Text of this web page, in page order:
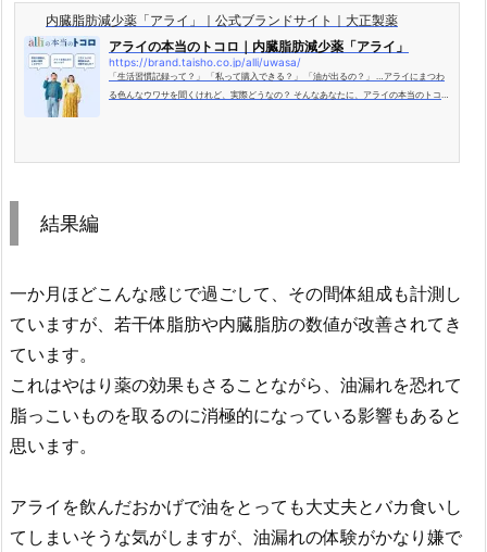
内臓脂肪減少薬「アライ」｜公式ブランドサイト｜大正製薬
アライの本当のトコロ｜内臓脂肪減少薬「アライ」
https://brand.taisho.co.jp/alli/uwasa/
「生活習慣記録って？」 「私って購入できる？」 「油が出るの？」 …アライにまつわ
る色んなウワサを聞くけれど、実際どうなの？ そんなあなたに、アライの本当のトコロ
結果編
一か月ほどこんな感じで過ごして、その間体組成も計測し
ていますが、若干体脂肪や内臓脂肪の数値が改善されてき
ています。
これはやはり薬の効果もさることながら、油漏れを恐れて
脂っこいものを取るのに消極的になっている影響もあると
思います。
アライを飲んだおかげで油をとっても大丈夫とバカ食いし
てしまいそうな気がしますが、油漏れの体験がかなり嫌で